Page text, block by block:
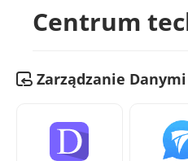
Centrum
Zarządzanie Danymi